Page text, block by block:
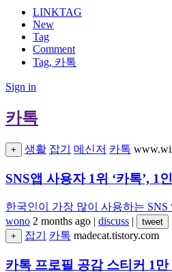
LINKTAG
New
Tag
Comment
Tag, 카톡
Sign in
카톡
+ 생활 잡기 메신저 카톡
SNS앱 사용자 1위 ‘카톡’, 1
한국인이 가장 많이 사용하는
wono 2 months ago | discuss |
tweet
+
잡기 카톡 madecat.tistory.com
카톡 프로필 공감 스티커 1